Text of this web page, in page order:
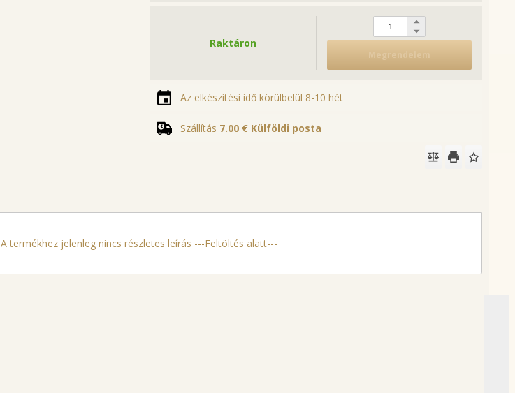
Raktáron
Megrendelem
Az elkészítési idő körülbelül 8-10 hét
Szállítás 7.00 € Külföldi posta
A termékhez jelenleg nincs részletes leírás ---Feltöltés alatt---